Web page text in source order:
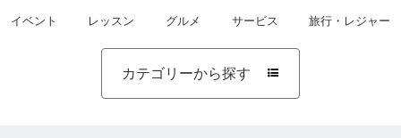
れらはただの理論書ではなく、ハーネマンの長年に
述された『実践の書』であるため、ホメオパスとし
て要求される技能と心得の基盤となるものです。
イベント レッスン グルメ サービス 旅行・レジャー
カテゴリーから探す 